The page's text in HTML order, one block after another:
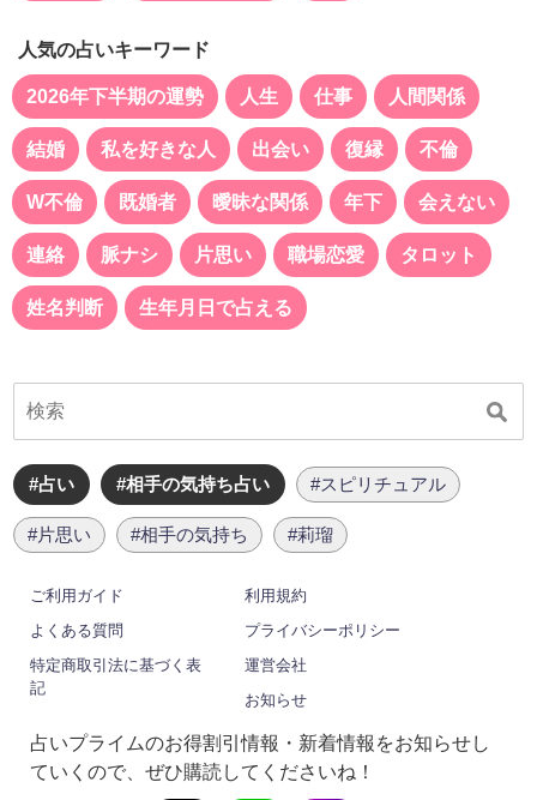
人気の占いキーワード
2026年下半期の運勢 人生 仕事 人間関係
結婚 私を好きな人 出会い 復縁 不倫
W不倫 既婚者 曖昧な関係 年下 会えない
連絡 脈ナシ 片思い 職場恋愛 タロット
姓名判断 生年月日で占える
#占い #相手の気持ち占い #スピリチュアル
#片思い #相手の気持ち #莉瑠
ご利用ガイド
利用規約
よくある質問
プライバシーポリシー
特定商取引法に基づく表
記
運営会社
お知らせ
占いプライムのお得割引情報・新着情報をお知らせし
ていくので、ぜひ購読してくださいね！